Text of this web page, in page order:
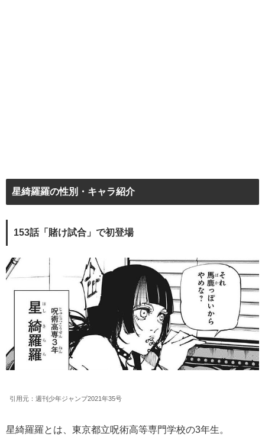
星綺羅羅の性別・キャラ紹介
153話「賭け試合」で初登場
引用元：週刊少年ジャンプ2021年35号
星綺羅羅とは、東京都立呪術高等専門学校の3年生。